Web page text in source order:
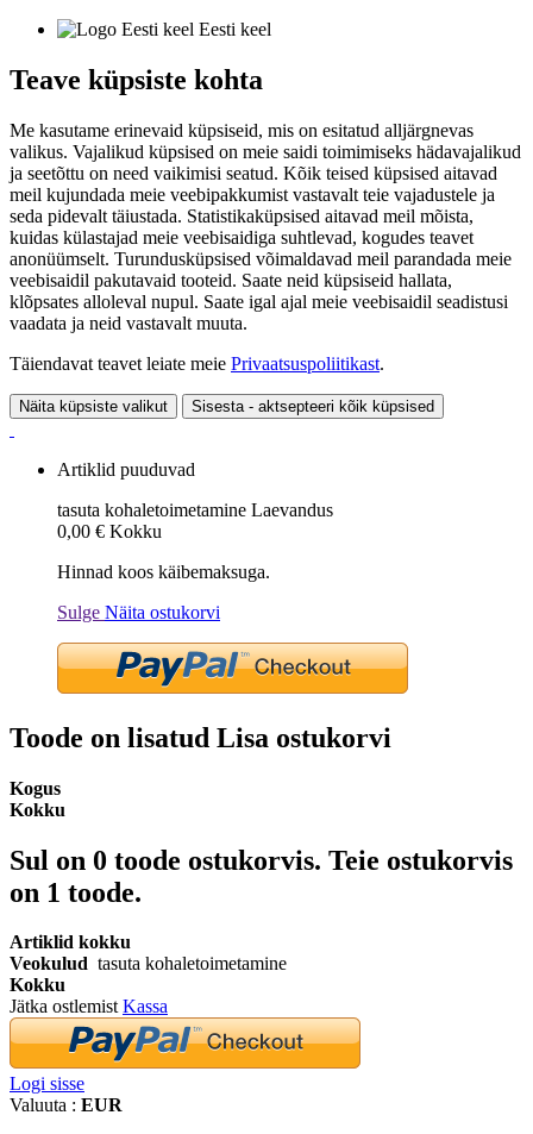
Eesti keel
Teave küpsiste kohta
Me kasutame erinevaid küpsiseid, mis on esitatud alljärgnevas
valikus. Vajalikud küpsised on meie saidi toimimiseks hädavajalikud
ja seetõttu on need vaikimisi seatud. Kõik teised küpsised aitavad
meil kujundada meie veebipakkumist vastavalt teie vajadustele ja
seda pidevalt täiustada. Statistikaküpsised aitavad meil mõista,
kuidas külastajad meie veebisaidiga suhtlevad, kogudes teavet
anonüümselt. Turundusküpsised võimaldavad meil parandada meie
veebisaidil pakutavaid tooteid. Saate neid küpsiseid hallata,
klõpsates alloleval nupul. Saate igal ajal meie veebisaidil seadistusi
vaadata ja neid vastavalt muuta.
Täiendavat teavet leiate meie Privaatsuspoliitikast.
Näita küpsiste valikut Sisesta - aktsepteeri kõik küpsised
Artiklid puuduvad
tasuta kohaletoimetamine Laevandus
0,00 € Kokku
Hinnad koos käibemaksuga.
Sulge Näita ostukorvi
Toode on lisatud Lisa ostukorvi
Kogus
Kokku
Sul on 0 toode ostukorvis. Teie ostukorvis
on 1 toode.
Artiklid kokku
Veokulud tasuta kohaletoimetamine
Kokku
Jätka ostlemistKassa
Logi sisse
Valuuta : EUR